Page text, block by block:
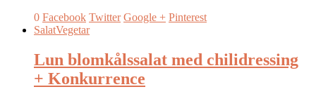
0 Facebook Twitter Google + Pinterest
SalatVegetar
Lun blomkålssalat med chilidressing
+ Konkurrence